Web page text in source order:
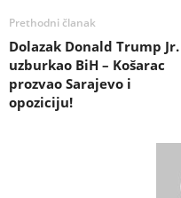
Prethodni članak
Dolazak Donald Trump Jr.
uzburkao BiH – Košarac
prozvao Sarajevo i
opoziciju!